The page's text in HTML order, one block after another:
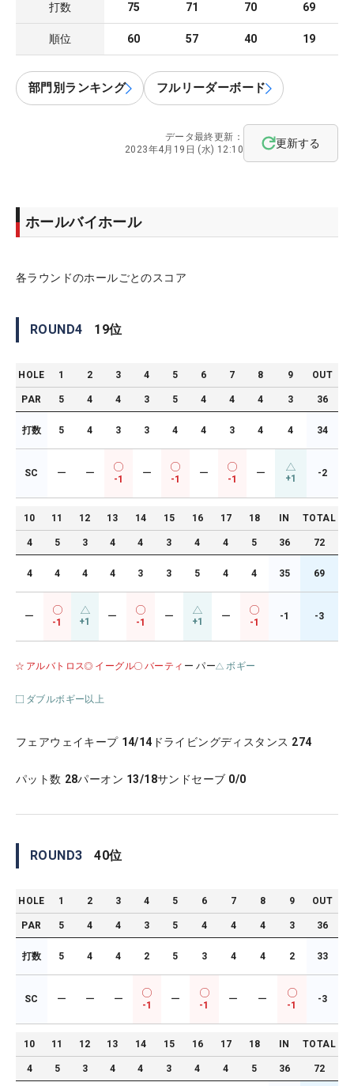
打数 75 71 70 69
順位 60 57 40 19
部門別ランキング フルリーダーボード
データ最終更新：
2023年4月19日 (水) 12:10
更新する
ホールバイホール
各ラウンドのホールごとのスコア
ROUND4 19位
HOLE 1 2 3 4 5 6 7 8 9 OUT
PAR 5 4 4 3 5 4 4 4 3 36
打数 5 4 3 3 4 4 3 4 4 34
SC ー ー
-1
ー
-1
ー
-1
ー +1 -2
10 11 12 13 14 15 16 17 18 IN TOTAL
4 5 3 4 4 3 4 4 5 36 72
4 4 4 4 3 3 5 4 4 35 69
ー
-1 +1 ー
-1
ー +1 ー
-1
-1 -3
アルバトロス イーグル バーティ ー パー ボギー
ダブルボギー以上
フェアウェイキープ 14/14 ドライビングディスタンス 274
パット数 28パーオン 13/18サンドセーブ 0/0
ROUND3 40位
HOLE 1 2 3 4 5 6 7 8 9 OUT
PAR 5 4 4 3 5 4 4 4 3 36
打数 5 4 4 2 5 3 4 4 2 33
SC ー ー ー
-1
ー
-1
ー ー
-1
-3
10 11 12 13 14 15 16 17 18 IN TOTAL
4 5 3 4 4 3 4 4 5 36 72